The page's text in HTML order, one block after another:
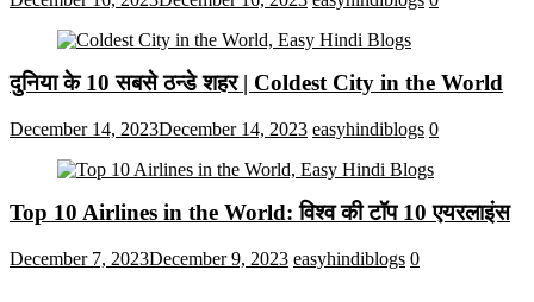
दुनिया के 10 सबसे ठन्डे शहर | Coldest City in the World
December 14, 2023December 14, 2023 easyhindiblogs 0
Top 10 Airlines in the World: विश्व की टॉप 10 एयरलाइंस
December 7, 2023December 9, 2023 easyhindiblogs 0